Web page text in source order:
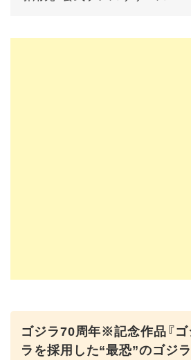
ゴジラ70周年※記念作品『
ラを採用した“最恐”のゴジ